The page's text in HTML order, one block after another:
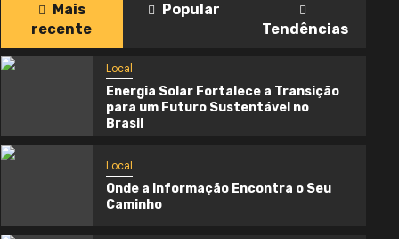
Mais
recente
Popular
Tendências
Local
Energia Solar Fortalece a Transição
para um Futuro Sustentável no
Brasil
Local
Onde a Informação Encontra o Seu
Caminho